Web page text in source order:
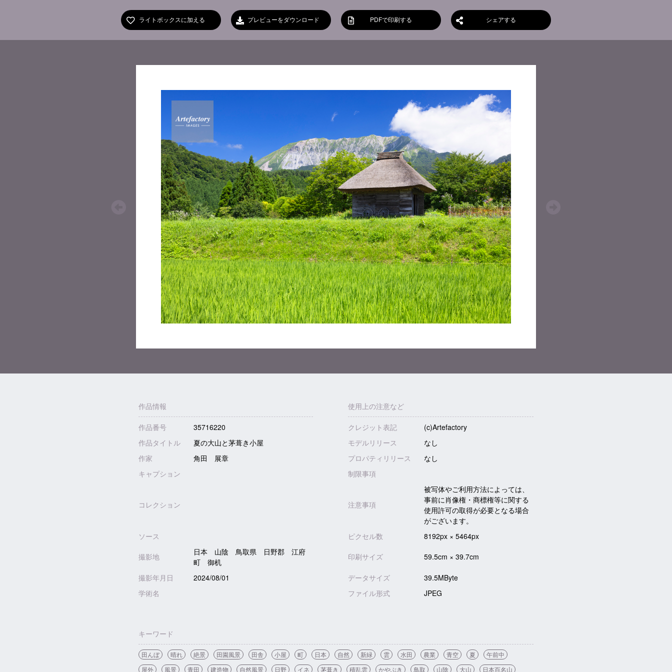
ライトボックスに加える プレビューをダウンロード PDFで印刷する シェアする
作品情報 使用上の注意など
作品番号 35716220 クレジット表記
(c)Artefactory
作品タイトル
夏の大山と茅葺き小屋 モデルリリース
なし
作家
角田 展章 プロパティリリース
なし
キャプション
制限事項
コレクション 注意事項
被写体やご利用方法によっては、
事前に肖像権・商標権等に関する
使用許可の取得が必要となる場合
がございます。
ソース
ピクセル数 8192px × 5464px
撮影地
日本 山陰 鳥取県 日野郡 江府
町 御机
印刷サイズ 59.5cm × 39.7cm
撮影年月日 2024/08/01 データサイズ
39.5MByte
学術名
ファイル形式 JPEG
キーワード
田んぼ 晴れ 絶景 田園風景 田舎 小屋 町 日本 自然 新緑 雲 水田 農業 青空 夏
午前中
屋外
風景 青田 建造物 自然風景 日野 イネ 茅葺き 積乱雲 かやぶき 鳥取 山陰 大山 日本百名山